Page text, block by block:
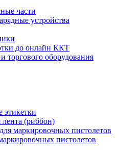
части
устройства
до онлайн ККТ
торгового оборудования
этикетки
лента (риббон)
маркировочных пистолетов
пистолетов